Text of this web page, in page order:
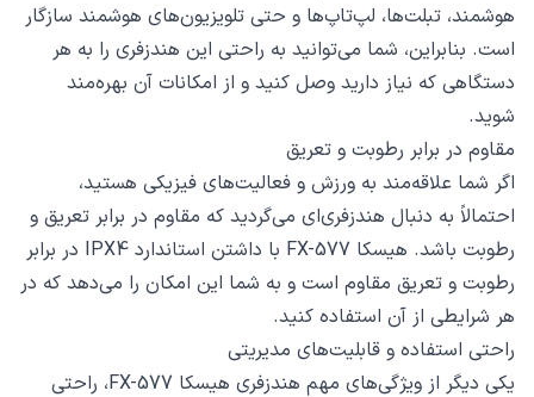
هوشمند، تبلت‌ها، لپ‌تاپ‌ها و حتی تلویزیون‌های هوشمند سازگار
است. بنابراین، شما می‌توانید به راحتی این هندزفری را به هر
دستگاهی که نیاز دارید وصل کنید و از امکانات آن بهره‌مند
شوید.
مقاوم در برابر رطوبت و تعریق
اگر شما علاقه‌مند به ورزش و فعالیت‌های فیزیکی هستید،
احتمالاً به دنبال هندزفری‌ای می‌گردید که مقاوم در برابر تعریق و
رطوبت باشد. هیسکا FX-577 با داشتن استاندارد IPX4 در برابر
رطوبت و تعریق مقاوم است و به شما این امکان را می‌دهد که در
هر شرایطی از آن استفاده کنید.
راحتی استفاده و قابلیت‌های مدیریتی
یکی دیگر از ویژگی‌های مهم هندزفری هیسکا FX-577، راحتی